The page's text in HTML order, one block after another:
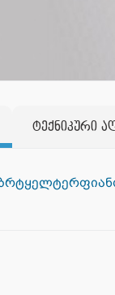
ტექნიკური